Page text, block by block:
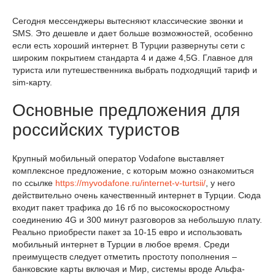
Сегодня мессенджеры вытесняют классические звонки и
SMS. Это дешевле и дает больше возможностей, особенно
если есть хороший интернет. В Турции развернуты сети с
широким покрытием стандарта 4 и даже 4,5G. Главное для
туриста или путешественника выбрать подходящий тариф и
sim-карту.
Основные предложения для
российских туристов
Крупный мобильный оператор Vodafone выставляет
комплексное предложение, с которым можно ознакомиться
по ссылке https://myvodafone.ru/internet-v-turtsii/, у него
действительно очень качественный интернет в Турции. Сюда
входит пакет трафика до 16 гб по высокоскоростному
соединению 4G и 300 минут разговоров за небольшую плату.
Реально приобрести пакет за 10-15 евро и использовать
мобильный интернет в Турции в любое время. Среди
преимуществ следует отметить простоту пополнения –
банковские карты включая и Мир, системы вроде Альфа-